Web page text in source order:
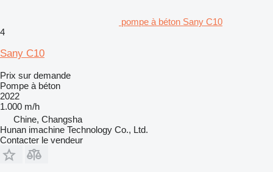
pompe à béton Sany C10
4
Sany C10
Prix sur demande
Pompe à béton
2022
1.000 m/h
Chine, Changsha
Hunan imachine Technology Co., Ltd.
Contacter le vendeur